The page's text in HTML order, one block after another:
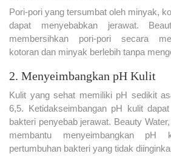
Pori-pori yang tersumbat oleh minyak,
dapat menyebabkan jerawat.
membersihkan pori-pori secara
kotoran dan minyak berlebih tanpa
2. Menyeimbangkan pH Kulit
Kulit yang sehat memiliki pH sedikit
6,5. Ketidakseimbangan pH kulit
bakteri penyebab jerawat. Beauty
membantu menyeimbangkan pH
pertumbuhan bakteri yang tidak